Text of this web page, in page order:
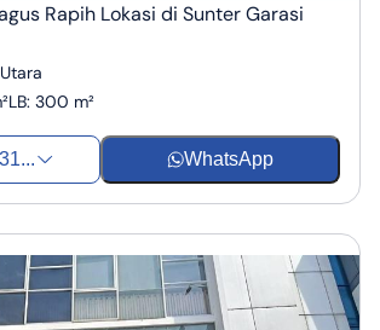
Rapih Lokasi di Sunter Garasi
LB: 300 m²
WhatsApp